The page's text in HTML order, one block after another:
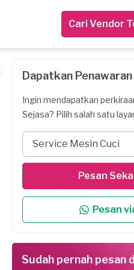
Cari Vendor
Dapatkan Penawaran
Ingin mendapatkan
Sejasa? Pilih salah satu
Service Mesin Cuci
Pesan
Pesan
Sudah pernah pesan